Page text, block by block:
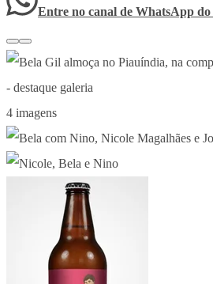
Entre no canal de WhatsApp do
4 imagens